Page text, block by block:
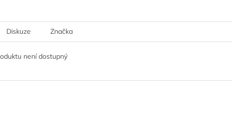
Diskuze Značka
není dostupný